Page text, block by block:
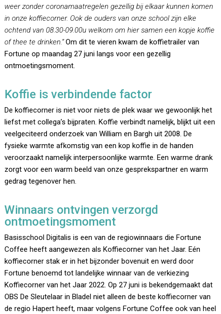
weer zonder coronamaatregelen gezellig bij elkaar kunnen komen
in onze koffiecorner. Ook de ouders van onze school zijn elke
ochtend van 08.30-09.00u welkom om hier samen een kopje koffie
of thee te drinken.”Om dit te vieren kwam de koffietrailer van
Fortune op maandag 27 juni langs voor een gezellig
ontmoetingsmoment.
Koffie is verbindende factor
De koffiecorner is niet voor niets de plek waar we gewoonlijk het
liefst met collega’s bijpraten. Koffie verbindt namelijk, blijkt uit een
veelgeciteerd onderzoek van William en Bargh uit 2008. De
fysieke warmte afkomstig van een kop koffie in de handen
veroorzaakt namelijk interpersoonlijke warmte. Een warme drank
zorgt voor een warm beeld van onze gesprekspartner en warm
gedrag tegenover hen.
Winnaars ontvingen verzorgd
ontmoetingsmoment
Basisschool Digitalis is een van de regiowinnaars die Fortune
Coffee heeft aangewezen als Koffiecorner van het Jaar. Eén
koffiecorner stak er in het bijzonder bovenuit en werd door
Fortune benoemd tot landelijke winnaar van de verkiezing
Koffiecorner van het Jaar 2022. Op 27 juni is bekendgemaakt dat
OBS De Sleutelaar in Bladel niet alleen de beste koffiecorner van
de regio Hapert heeft, maar volgens Fortune Coffee ook van heel